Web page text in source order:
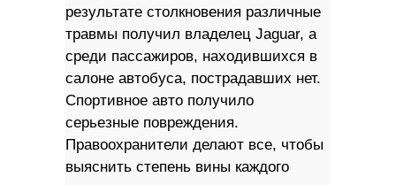
результате столкновения различные
травмы получил владелец Jaguar, а
среди пассажиров, находившихся в
салоне автобуса, пострадавших нет.
Спортивное авто получило
серьезные повреждения.
Правоохранители делают все, чтобы
выяснить степень вины каждого